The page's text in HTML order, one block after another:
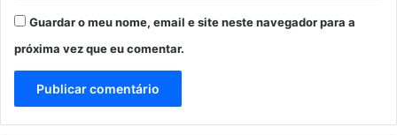
Guardar o meu nome, email e site neste navegador para a
próxima vez que eu comentar.